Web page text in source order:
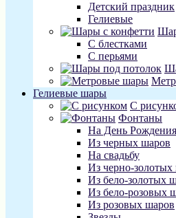
Детский праздник
Гелиевые
С блестками
С перьями
Гелиевые шары
С
Фонтаны
На День Рождения
Из черных шаров
На свадьбу
Из черно-золотых
Из бело-золотых
Из бело-розовых
Из розовых шаров